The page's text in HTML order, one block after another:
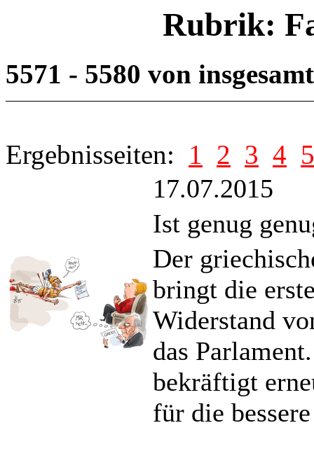
Rubrik:
5571 - 5580 von
Ergebnisseiten: 1 2 3 4 5
17.07.2015
Ist genug
Der
bringt die
Widerstand
das
bekräftigt
für die